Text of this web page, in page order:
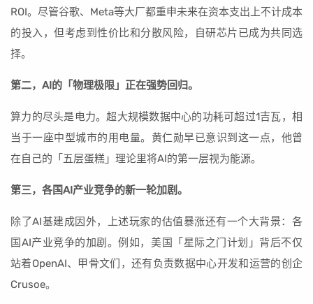
ROI。尽管谷歌、Meta等大厂都重申未来在资本支出上不计成本
的投入，但考虑到性价比和分散风险，自研芯片已成为共同选
择。
第二，AI的「物理极限」正在强势回归。
算力的尽头是电力。超大规模数据中心的功耗可超过1吉瓦，相
当于一座中型城市的用电量。黄仁勋早已意识到这一点，他曾
在自己的「五层蛋糕」理论里将AI的第一层视为能源。
第三，各国AI产业竞争的新一轮加剧。
除了AI基建成因外，上述玩家的估值暴涨还有一个大背景：各
国AI产业竞争的加剧。例如，美国「星际之门计划」背后不仅
站着OpenAI、甲骨文们，还有负责数据中心开发和运营的创企
Crusoe。